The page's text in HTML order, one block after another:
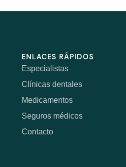
ENLACES RÁPIDOS
Especialistas
Clínicas dentales
Medicamentos
Seguros médicos
Contacto